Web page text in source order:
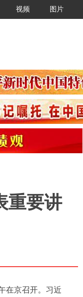
视频 图片
重要讲
在京召开。习近